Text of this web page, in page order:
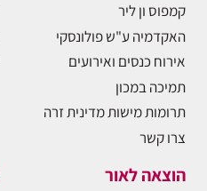
קמפוס ון ליר
האקדמיה ע"ש פולונסקי
אירוח כנסים ואירועים
תמיכה במכון
תרומות מישות מדינית זרה
צרו קשר
הוצאה לאור